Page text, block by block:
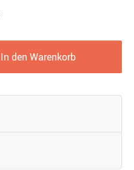
In den Warenkorb